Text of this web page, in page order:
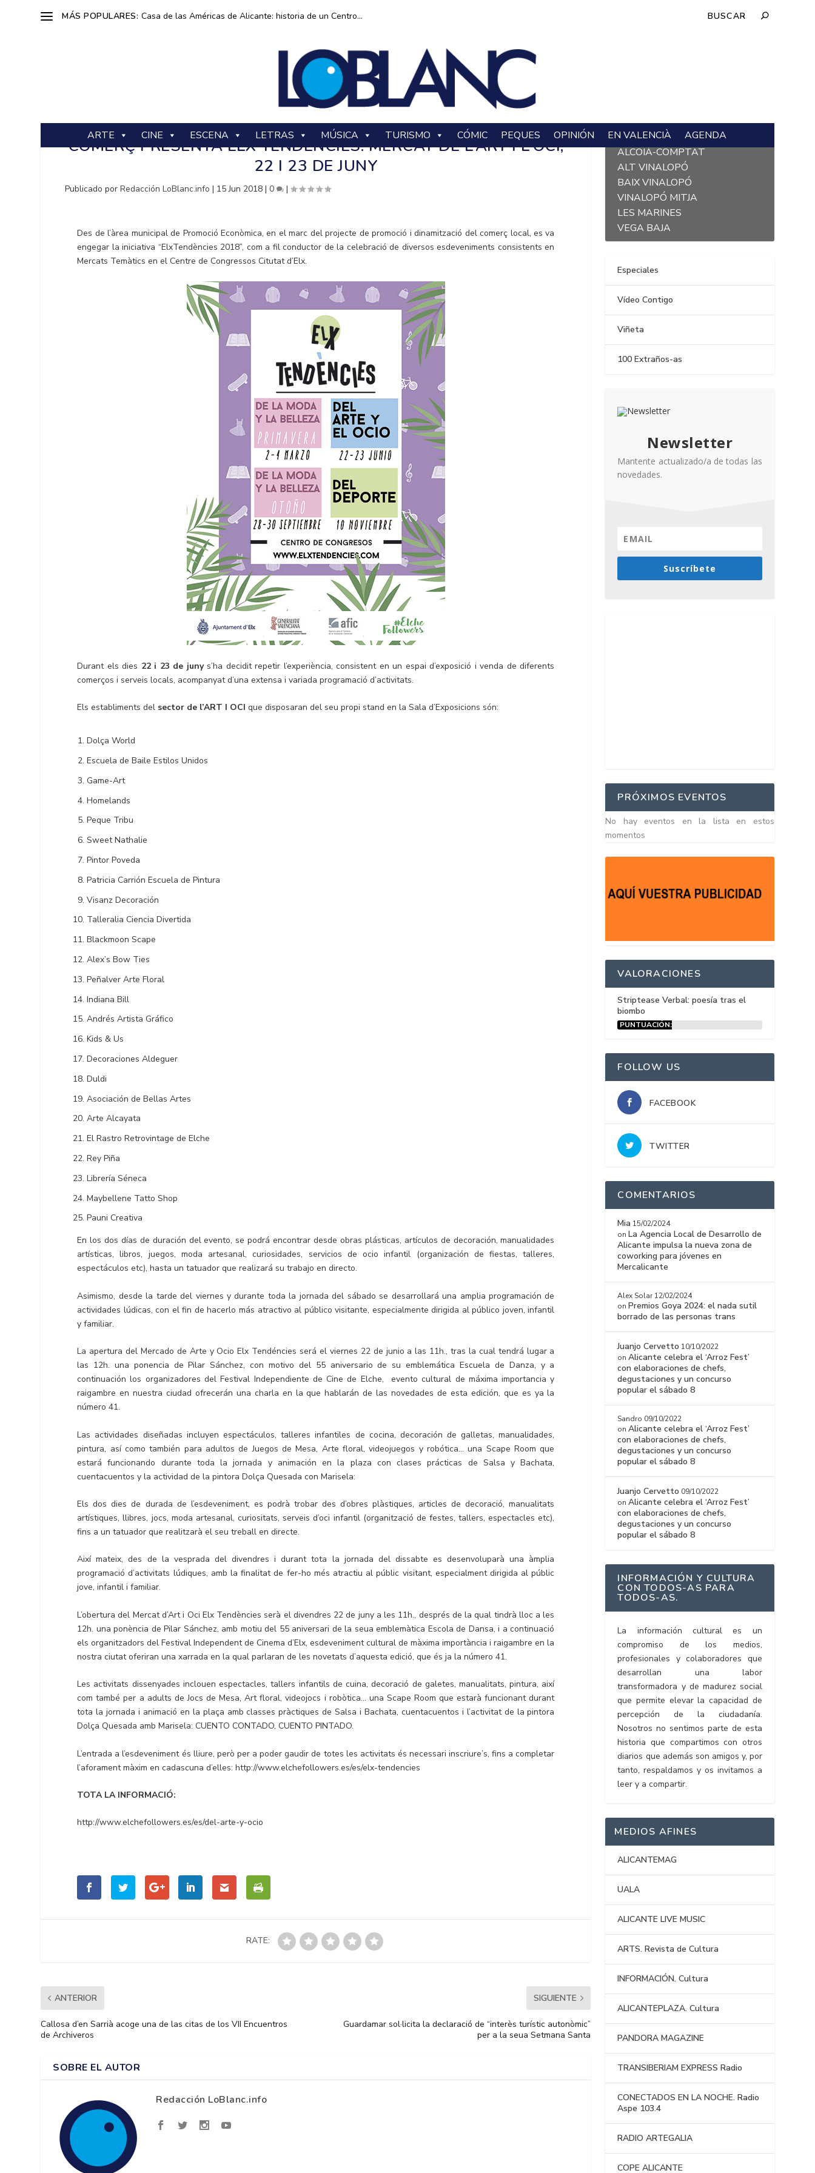
MÁS POPULARES: Casa de las Américas de Alicante: historia de un Centro...
ARTE CINE ESCENA LETRAS MÚSICA TURISMO CÓMIC PEQUES OPINIÓN EN VALENCIÀ AGENDA
COMERÇ PRESENTA ELX TENDÈNCIES: MERCAT DE L’ART I L’OCI,
22 I 23 DE JUNY
Publicado porRedacción LoBlanc.info | 15 Jun 2018 |0 |
Des de l’àrea municipal de Promoció Econòmica, en el marc del projecte de promoció i dinamització del comerç local, es va
engegar la iniciativa “ElxTendències 2018”, com a fil conductor de la celebració de diversos esdeveniments consistents en
Mercats Temàtics en el Centre de Congressos Citutat d’Elx.
Durant els dies 22 i 23 de junys’ha decidit repetir l’experiència, consistent en un espai d’exposició i venda de diferents
comerços i serveis locals, acompanyat d’una extensa i variada programació d’activitats.
Els establiments del sector de l’ART I OCI que disposaran del seu propi stand en la Sala d’Exposicions són:
Dolça World
Escuela de Baile Estilos Unidos
Game-Art
Homelands
Peque Tribu
Sweet Nathalie
Pintor Poveda
Patricia Carrión Escuela de Pintura
Visanz Decoración
Talleralia Ciencia Divertida
Blackmoon Scape
Alex’s Bow Ties
Peñalver Arte Floral
Indiana Bill
Andrés Artista Gráfico
Kids & Us
Decoraciones Aldeguer
Duldi
Asociación de Bellas Artes
Arte Alcayata
El Rastro Retrovintage de Elche
Rey Piña
Librería Séneca
Maybellene Tatto Shop
Pauni Creativa
En los dos días de duración del evento, se podrá encontrar desde obras plásticas, artículos de decoración, manualidades
artísticas, libros, juegos, moda artesanal, curiosidades, servicios de ocio infantil (organización de fiestas, talleres,
espectáculos etc), hasta un tatuador que realizará su trabajo en directo.
Asimismo, desde la tarde del viernes y durante toda la jornada del sábado se desarrollará una amplia programación de
actividades lúdicas, con el fin de hacerlo más atractivo al público visitante, especialmente dirigida al público joven, infantil
y familiar.
La apertura del Mercado de Arte y Ocio Elx Tendéncies será el viernes 22 de junio a las 11h., tras la cual tendrá lugar a
las 12h. una ponencia de Pilar Sánchez, con motivo del 55 aniversario de su emblemática Escuela de Danza, y a
continuación los organizadores del Festival Independiente de Cine de Elche, evento cultural de máxima importancia y
raigambre en nuestra ciudad ofrecerán una charla en la que hablarán de las novedades de esta edición, que es ya la
número 41.
Las actividades diseñadas incluyen espectáculos, talleres infantiles de cocina, decoración de galletas, manualidades,
pintura, así como también para adultos de Juegos de Mesa, Arte floral, videojuegos y robótica… una Scape Room que
estará funcionando durante toda la jornada y animación en la plaza con clases prácticas de Salsa y Bachata,
cuentacuentos y la actividad de la pintora Dolça Quesada con Marisela:
Els dos dies de durada de l’esdeveniment, es podrà trobar des d’obres plàstiques, articles de decoració, manualitats
artístiques, llibres, jocs, moda artesanal, curiositats, serveis d’oci infantil (organització de festes, tallers, espectacles etc),
fins a un tatuador que realitzarà el seu treball en directe.
Així mateix, des de la vesprada del divendres i durant tota la jornada del dissabte es desenvoluparà una àmplia
programació d’activitats lúdiques, amb la finalitat de fer-ho més atractiu al públic visitant, especialment dirigida al públic
jove, infantil i familiar.
L’obertura del Mercat d’Art i Oci Elx Tendències serà el divendres 22 de juny a les 11h., després de la qual tindrà lloc a les
12h. una ponència de Pilar Sánchez, amb motiu del 55 aniversari de la seua emblemàtica Escola de Dansa, i a continuació
els organitzadors del Festival Independent de Cinema d’Elx, esdeveniment cultural de màxima importància i raigambre en la
nostra ciutat oferiran una xarrada en la qual parlaran de les novetats d’aquesta edició, que és ja la número 41.
Les activitats dissenyades inclouen espectacles, tallers infantils de cuina, decoració de galetes, manualitats, pintura, així
com també per a adults de Jocs de Mesa, Art floral, videojocs i robòtica… una Scape Room que estarà funcionant durant
tota la jornada i animació en la plaça amb classes pràctiques de Salsa i Bachata, cuentacuentos i l’activitat de la pintora
Dolça Quesada amb Marisela: CUENTO CONTADO, CUENTO PINTADO.
L’entrada a l’esdeveniment és lliure, però per a poder gaudir de totes les activitats és necessari inscriure’s, fins a completar
l’aforament màxim en cadascuna d’elles: http://www.elchefollowers.es/es/elx-tendencies
TOTA LA INFORMACIÓ:
http://www.elchefollowers.es/es/del-arte-y-ocio
RATE:
ANTERIOR
Callosa d’en Sarrià acoge una de las citas de los VII Encuentros
de Archiveros
SIGUIENTE
Guardamar sol·licita la declaració de “interès turístic autonòmic”
per a la seua Setmana Santa
SOBRE EL AUTOR
Redacción LoBlanc.info
L´ALACANTÍ
ALCOIÀ-COMPTAT
ALT VINALOPÓ
BAIX VINALOPÓ
VINALOPÓ MITJA
LES MARINES
VEGA BAJA
Especiales
Vídeo Contigo
Viñeta
100 Extraños-as
Newsletter
Mantente actualizado/a de todas las
novedades.
Suscríbete
PRÓXIMOS EVENTOS
No hay eventos en la lista en estos
momentos
VALORACIONES
Striptease Verbal: poesía tras el
biombo
PUNTUACIÓN:
FOLLOW US
FACEBOOK
TWITTER
COMENTARIOS
Mia 15/02/2024
on La Agencia Local de Desarrollo de
Alicante impulsa la nueva zona de
coworking para jóvenes en
Mercalicante
Alex Solar 12/02/2024
on Premios Goya 2024: el nada sutil
borrado de las personas trans
Juanjo Cervetto 10/10/2022
onAlicante celebra el ‘Arroz Fest’
con elaboraciones de chefs,
degustaciones y un concurso
popular el sábado 8
Sandro 09/10/2022
onAlicante celebra el ‘Arroz Fest’
con elaboraciones de chefs,
degustaciones y un concurso
popular el sábado 8
Juanjo Cervetto 09/10/2022
onAlicante celebra el ‘Arroz Fest’
con elaboraciones de chefs,
degustaciones y un concurso
popular el sábado 8
INFORMACIÓN Y CULTURA
CON TODOS-AS PARA
TODOS-AS.
La información cultural es un
compromiso de los medios,
profesionales y colaboradores que
desarrollan una labor
transformadora y de madurez social
que permite elevar la capacidad de
percepción de la ciudadanía.
Nosotros no sentimos parte de esta
historia que compartimos con otros
diarios que además son amigos y, por
tanto, respaldamos y os invitamos a
leer y a compartir.
MEDIOS AFINES
ALICANTEMAG
UALA
ALICANTE LIVE MUSIC
ARTS. Revista de Cultura
INFORMACIÓN. Cultura
ALICANTEPLAZA. Cultura
PANDORA MAGAZINE
TRANSIBERIAM EXPRESS Radio
CONECTADOS EN LA NOCHE. Radio
Aspe 103.4
RADIO ARTEGALIA
COPE ALICANTE